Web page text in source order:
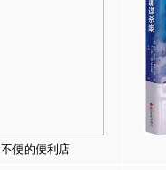
不便的便利店